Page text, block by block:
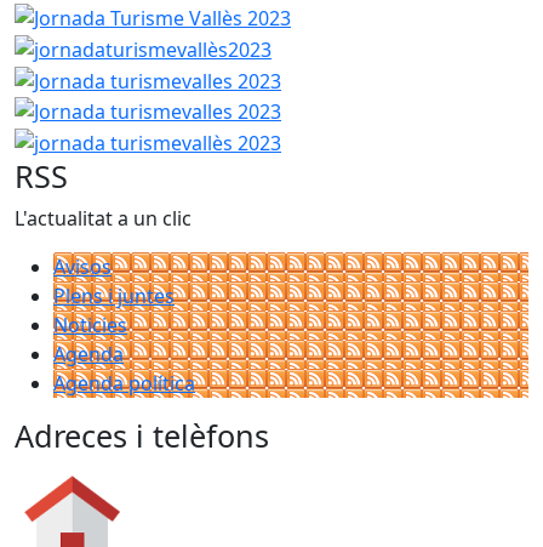
jornadaturismevallès2023
Jornada turismevalles 2023
Jornada turismevalles 2023
jornada turismevallès 2023
RSS
L'actualitat a un clic
Avisos
Plens i juntes
Noticies
Agenda
Agenda política
Adreces i telèfons